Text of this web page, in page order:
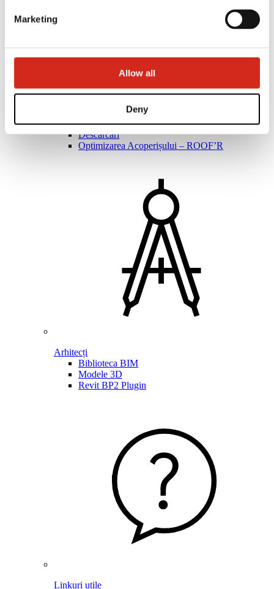
Marketing
Allow all
Deny
Montatori șI distribuitori
Academia Campionilor
Cursuri practice de formare
ACADEMIA MOBILĂ A CAMPIONILOR
Asistență tehnică
MASTER ROOFER
Descărcări
Optimizarea Acoperișului – ROOF’R
Arhitecți
Biblioteca BIM
Modele 3D
Revit BP2 Plugin
Linkuri utile